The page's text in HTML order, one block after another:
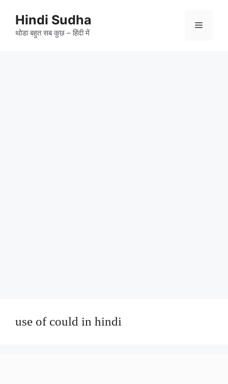
contentHindi Sudha
थोडा बहुत सब कुछ – हिंदी में
Menu
use of could in hindi